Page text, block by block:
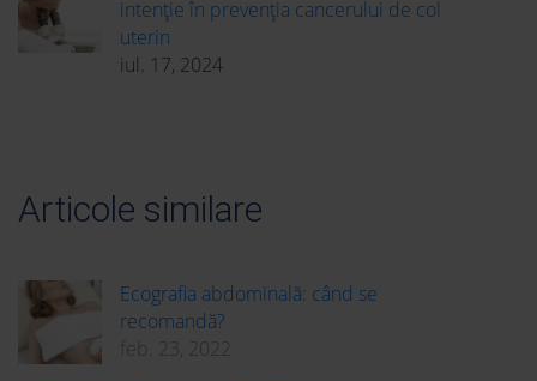
intenție în prevenția cancerului de col
uterin
iul. 17, 2024
Articole similare
Ecografia abdominală: când se
recomandă?
feb. 23, 2022